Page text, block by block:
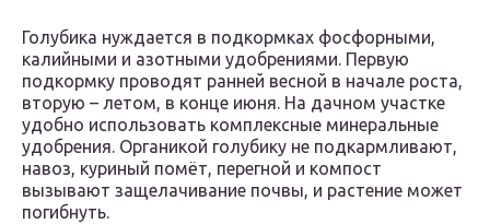
Голубика нуждается в подкормках фосфорными,
калийными и азотными удобрениями. Первую
подкормку проводят ранней весной в начале роста,
вторую – летом, в конце июня. На дачном участке
удобно использовать комплексные минеральные
удобрения. Органикой голубику не подкармливают,
навоз, куриный помёт, перегной и компост
вызывают защелачивание почвы, и растение может
погибнуть.